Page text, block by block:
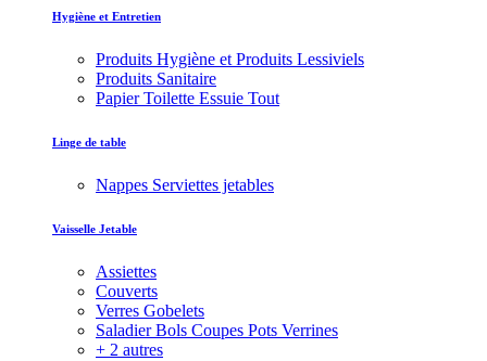
Hygiène et Entretien
Produits Hygiène et Produits Lessiviels
Produits Sanitaire
Papier Toilette Essuie Tout
Linge de table
Nappes Serviettes jetables
Vaisselle Jetable
Assiettes
Couverts
Verres Gobelets
Saladier Bols Coupes Pots Verrines
+ 2 autres